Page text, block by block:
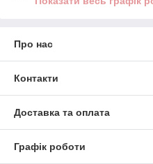
Про нас
Контакти
Доставка та оплата
Графік роботи